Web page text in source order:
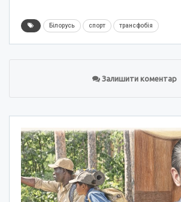
Білорусь спорт трансфобія
Залишити коментар